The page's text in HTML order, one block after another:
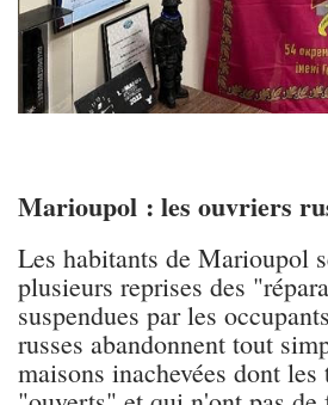
Marioupol : les ouvriers
Les habitants de Marioupol
plusieurs reprises des
suspendues par les
russes abandonnent tout
maisons inachevées dont